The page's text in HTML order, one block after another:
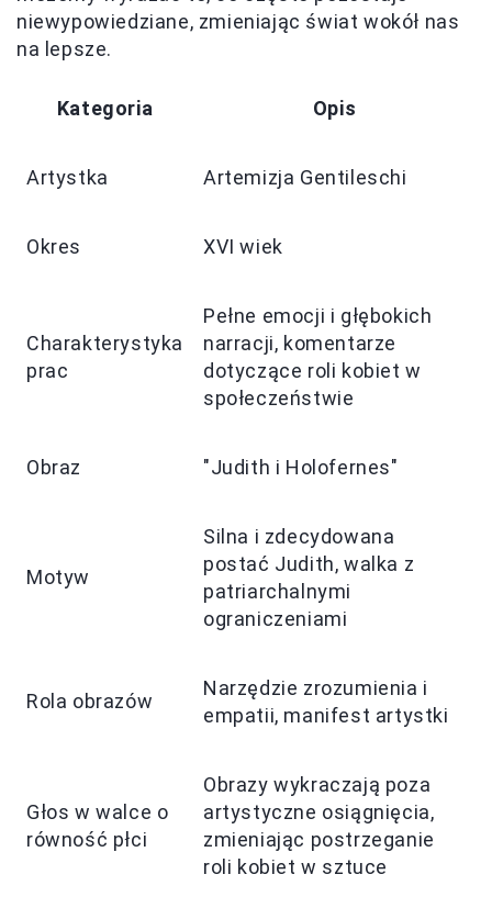
niewypowiedziane, zmieniając świat wokół nas
na lepsze.
Kategoria Opis
Artystka Artemizja Gentileschi
Okres XVI wiek
Charakterystyka
prac
Pełne emocji i głębokich
narracji, komentarze
dotyczące roli kobiet w
społeczeństwie
Obraz "Judith i Holofernes"
Motyw
Silna i zdecydowana
postać Judith, walka z
patriarchalnymi
ograniczeniami
Rola obrazów
Narzędzie zrozumienia i
empatii, manifest artystki
Głos w walce o
równość płci
Obrazy wykraczają poza
artystyczne osiągnięcia,
zmieniając postrzeganie
roli kobiet w sztuce